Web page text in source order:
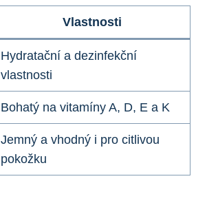
Vlastnosti
Hydratační a dezinfekční‌
vlastnosti
Bohatý⁣ na⁢ vitamíny A, D, E⁤ a K
Jemný a vhodný i​ pro citlivou
pokožku